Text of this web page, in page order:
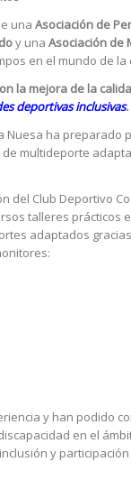
una Asociación de
y una Asociación de
en el mundo de
la mejora de la
deportivas inclusivas.
Nuesa ha preparado
de multideporte
del Club Deportivo
talleres prácticos
adaptados
y han podido
en el
y